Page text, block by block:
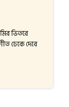
ভিতরে
ঢেকে দেবে